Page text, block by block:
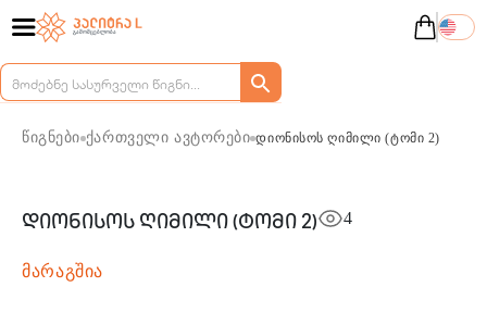
წიგნები ქართველი ავტორები დიონისოს ღიმილი (ტომი 2)
დიონისოს ღიმილი (ტომი 2) 4
მარაგშია